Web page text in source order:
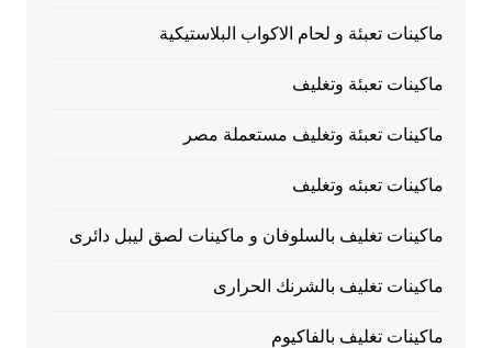
ماكينات تعبئة و لحام الاكواب البلاستيكية
ماكينات تعبئة وتغليف
ماكينات تعبئة وتغليف مستعملة مصر
ماكينات تعبئه وتغليف
ماكينات تغليف بالسلوفان و ماكينات لصق ليبل دائرى
ماكينات تغليف بالشرنك الحرارى
ماكينات تغليف بالفاكيوم